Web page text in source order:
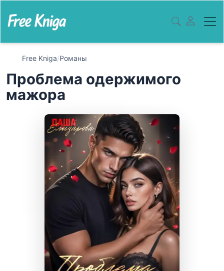
Free Kniga/Романы
Проблема одержимого
мажора